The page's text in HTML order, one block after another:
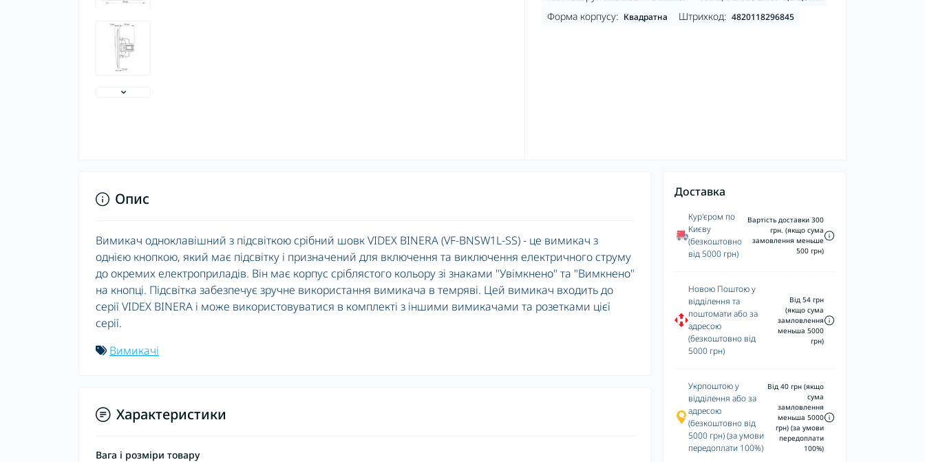
Форма корпусу: Квадратна Штрихкод: 4820118296845
Доставка
Кур'єром по
Києву
(безкоштовно
від 5000 грн)
Вартість доставки 300
грн. (якщо сума
замовлення меньше
500 грн)
Новою Поштою у
відділення та
поштомати або за
адресою
(безкоштовно від
5000 грн)
Від 54 грн
(якщо сума
замловлення
меньша 5000
грн)
Укрпоштою у
відділення або за
адресою
(безкоштовно від
5000 грн) (за умови
передоплати 100%)
Від 40 грн (якщо
сума
замловлення
меньша 5000
грн) (за умови
передоплати
100%)
Опис
Вимикач одноклавішний з підсвіткою срібний шовк VIDEX BINERA (VF-BNSW1L-SS) - це вимикач з
однією кнопкою, який має підсвітку і призначений для включення та виключення електричного струму
до окремих електроприладів. Він має корпус сріблястого кольору зі знаками "Увімкнено" та "Вимкнено"
на кнопці. Підсвітка забезпечує зручне використання вимикача в темряві. Цей вимикач входить до
серії VIDEX BINERA і може використовуватися в комплекті з іншими вимикачами та розетками цієї
серії.
Вимикачі
Характеристики
Вага і розміри товару